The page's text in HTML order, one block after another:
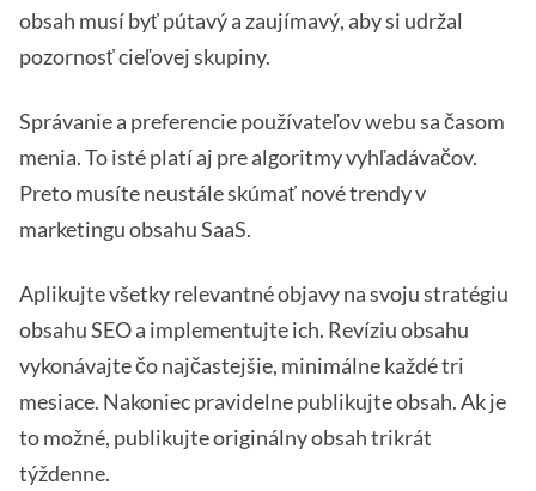
obsah musí byť pútavý a zaujímavý, aby si udržal
pozornosť cieľovej skupiny.
Správanie a preferencie používateľov webu sa časom
menia. To isté platí aj pre algoritmy vyhľadávačov.
Preto musíte neustále skúmať nové trendy v
marketingu obsahu SaaS.
Aplikujte všetky relevantné objavy na svoju stratégiu
obsahu SEO a implementujte ich. Revíziu obsahu
vykonávajte čo najčastejšie, minimálne každé tri
mesiace. Nakoniec pravidelne publikujte obsah. Ak je
to možné, publikujte originálny obsah trikrát
týždenne.